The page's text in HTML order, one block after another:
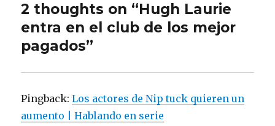
2 thoughts on “Hugh Laurie
entra en el club de los mejor
pagados”
Pingback:Los actores de Nip tuck quieren un
aumento | Hablando en serie